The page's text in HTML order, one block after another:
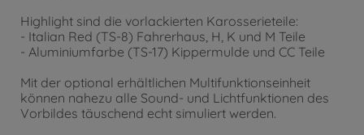
Highlight sind die vorlackierten Karosserieteile:
- Italian Red (TS-8) Fahrerhaus, H, K und M Teile
- Aluminiumfarbe (TS-17) Kippermulde und CC Teile
Mit der optional erhältlichen Multifunktionseinheit
können nahezu alle Sound- und Lichtfunktionen des
Vorbildes täuschend echt simuliert werden.